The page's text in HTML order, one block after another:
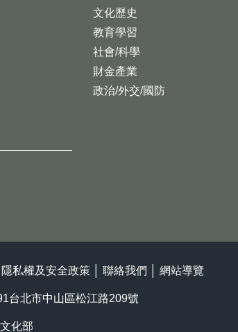
文化歷史
教育學習
社會/科學
財金產業
政治/外交/國防
隱私權及安全政策 聯絡我們 網站導覽
台北市中山區松江路209號
化部